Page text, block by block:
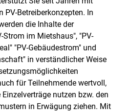
PV-Betreiberkonzepten. In
die Inhalte der
Strom im Mietshaus", "PV-
"PV-Gebäudestrom" und
in verständlicher Weise
für Teilnehmende wertvoll,
nutzen bzw. den
in Erwägung ziehen. Mit